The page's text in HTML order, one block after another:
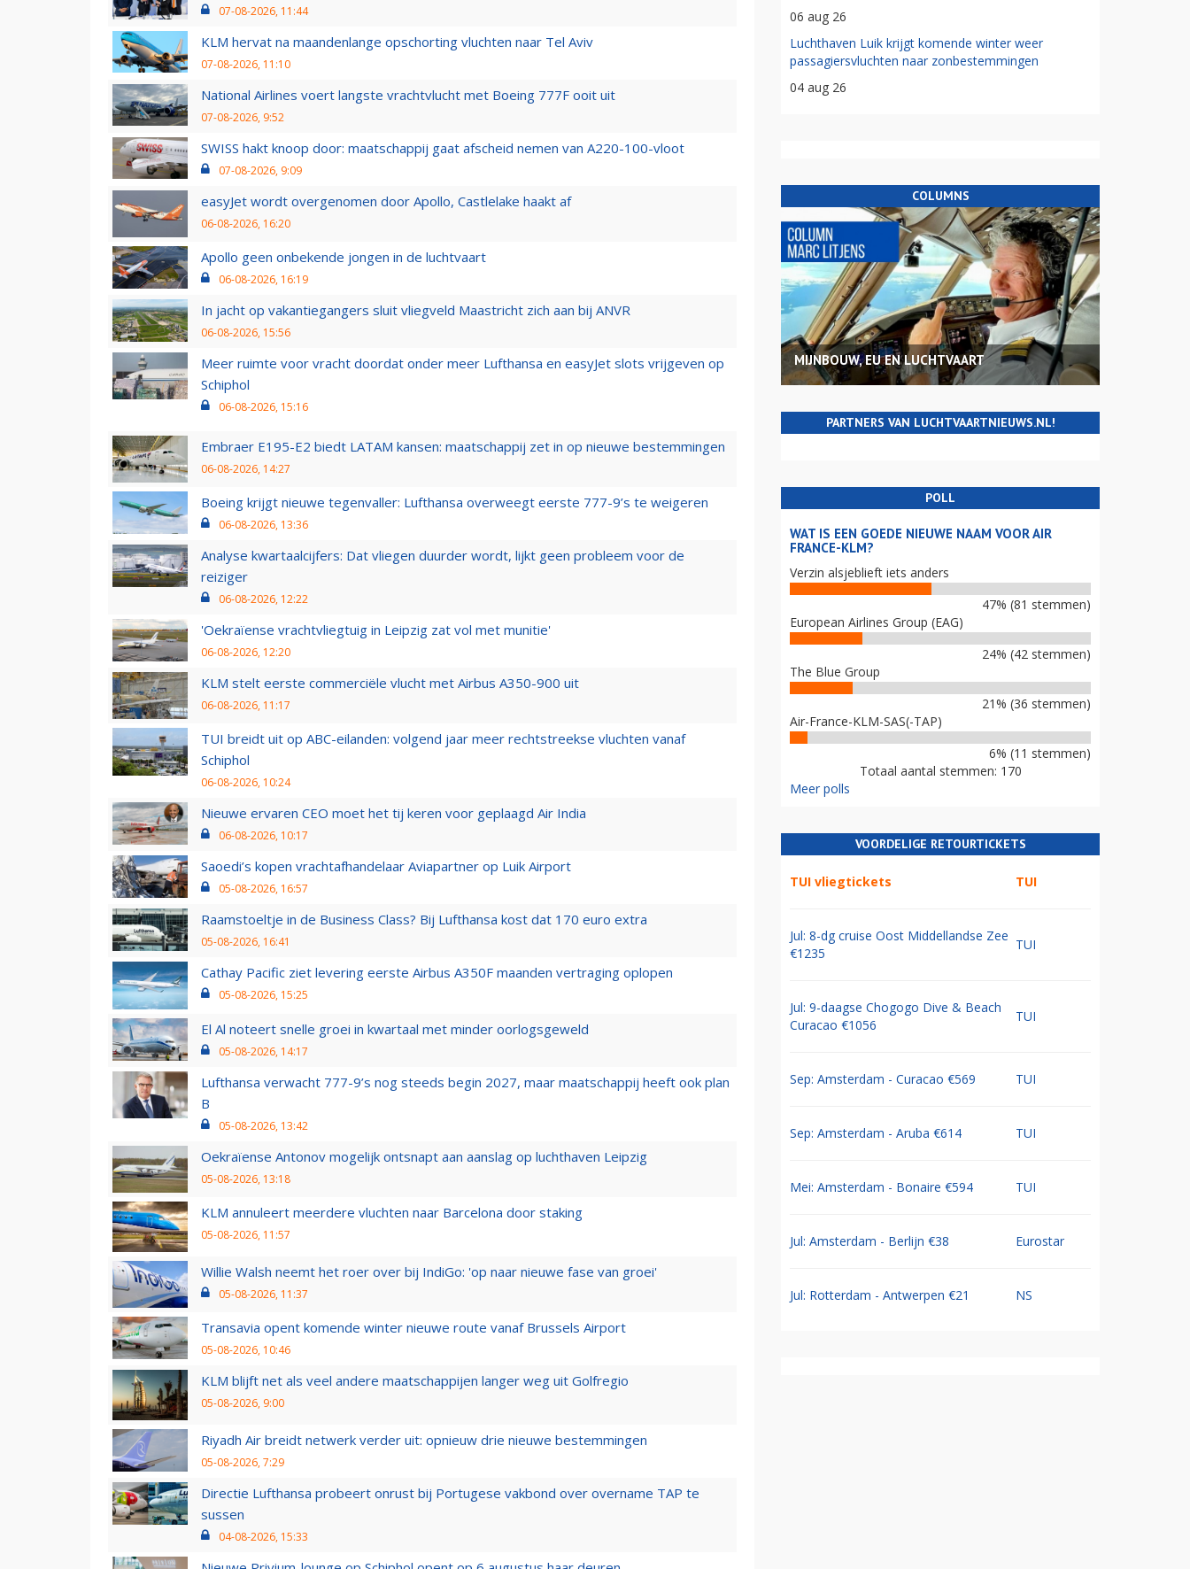
07-08-2026, 11:44
KLM hervat na maandenlange opschorting vluchten naar Tel Aviv
07-08-2026, 11:10
National Airlines voert langste vrachtvlucht met Boeing 777F ooit uit
07-08-2026, 9:52
SWISS hakt knoop door: maatschappij gaat afscheid nemen van A220-100-vloot
07-08-2026, 9:09
easyJet wordt overgenomen door Apollo, Castlelake haakt af
06-08-2026, 16:20
Apollo geen onbekende jongen in de luchtvaart
06-08-2026, 16:19
In jacht op vakantiegangers sluit vliegveld Maastricht zich aan bij ANVR
06-08-2026, 15:56
Meer ruimte voor vracht doordat onder meer Lufthansa en easyJet slots vrijgeven op
Schiphol
06-08-2026, 15:16
Embraer E195-E2 biedt LATAM kansen: maatschappij zet in op nieuwe bestemmingen
06-08-2026, 14:27
Boeing krijgt nieuwe tegenvaller: Lufthansa overweegt eerste 777-9’s te weigeren
06-08-2026, 13:36
Analyse kwartaalcijfers: Dat vliegen duurder wordt, lijkt geen probleem voor de
reiziger
06-08-2026, 12:22
'Oekraïense vrachtvliegtuig in Leipzig zat vol met munitie'
06-08-2026, 12:20
KLM stelt eerste commerciële vlucht met Airbus A350-900 uit
06-08-2026, 11:17
TUI breidt uit op ABC-eilanden: volgend jaar meer rechtstreekse vluchten vanaf
Schiphol
06-08-2026, 10:24
Nieuwe ervaren CEO moet het tij keren voor geplaagd Air India
06-08-2026, 10:17
Saoedi’s kopen vrachtafhandelaar Aviapartner op Luik Airport
05-08-2026, 16:57
Raamstoeltje in de Business Class? Bij Lufthansa kost dat 170 euro extra
05-08-2026, 16:41
Cathay Pacific ziet levering eerste Airbus A350F maanden vertraging oplopen
05-08-2026, 15:25
El Al noteert snelle groei in kwartaal met minder oorlogsgeweld
05-08-2026, 14:17
Lufthansa verwacht 777-9’s nog steeds begin 2027, maar maatschappij heeft ook plan
B
05-08-2026, 13:42
Oekraïense Antonov mogelijk ontsnapt aan aanslag op luchthaven Leipzig
05-08-2026, 13:18
KLM annuleert meerdere vluchten naar Barcelona door staking
05-08-2026, 11:57
Willie Walsh neemt het roer over bij IndiGo: 'op naar nieuwe fase van groei'
05-08-2026, 11:37
Transavia opent komende winter nieuwe route vanaf Brussels Airport
05-08-2026, 10:46
KLM blijft net als veel andere maatschappijen langer weg uit Golfregio
05-08-2026, 9:00
Riyadh Air breidt netwerk verder uit: opnieuw drie nieuwe bestemmingen
05-08-2026, 7:29
Directie Lufthansa probeert onrust bij Portugese vakbond over overname TAP te
sussen
04-08-2026, 15:33
06 aug 26
Luchthaven Luik krijgt komende winter weer
passagiersvluchten naar zonbestemmingen
04 aug 26
COLUMNS
MIJNBOUW, EU EN LUCHTVAART
PARTNERS VAN LUCHTVAARTNIEUWS.NL!
POLL
WAT IS EEN GOEDE NIEUWE NAAM VOOR AIR
FRANCE-KLM?
Verzin alsjeblieft iets anders
47% (81 stemmen)
European Airlines Group (EAG)
24% (42 stemmen)
The Blue Group
21% (36 stemmen)
Air-France-KLM-SAS(-TAP)
6% (11 stemmen)
Totaal aantal stemmen: 170
Meer polls
VOORDELIGE RETOURTICKETS
TUI vliegtickets TUI
Jul: 8-dg cruise Oost Middellandse Zee
€1235
TUI
Jul: 9-daagse Chogogo Dive & Beach
Curacao €1056
TUI
Sep: Amsterdam - Curacao €569 TUI
Sep: Amsterdam - Aruba €614 TUI
Mei: Amsterdam - Bonaire €594 TUI
Jul: Amsterdam - Berlijn €38 Eurostar
Jul: Rotterdam - Antwerpen €21 NS